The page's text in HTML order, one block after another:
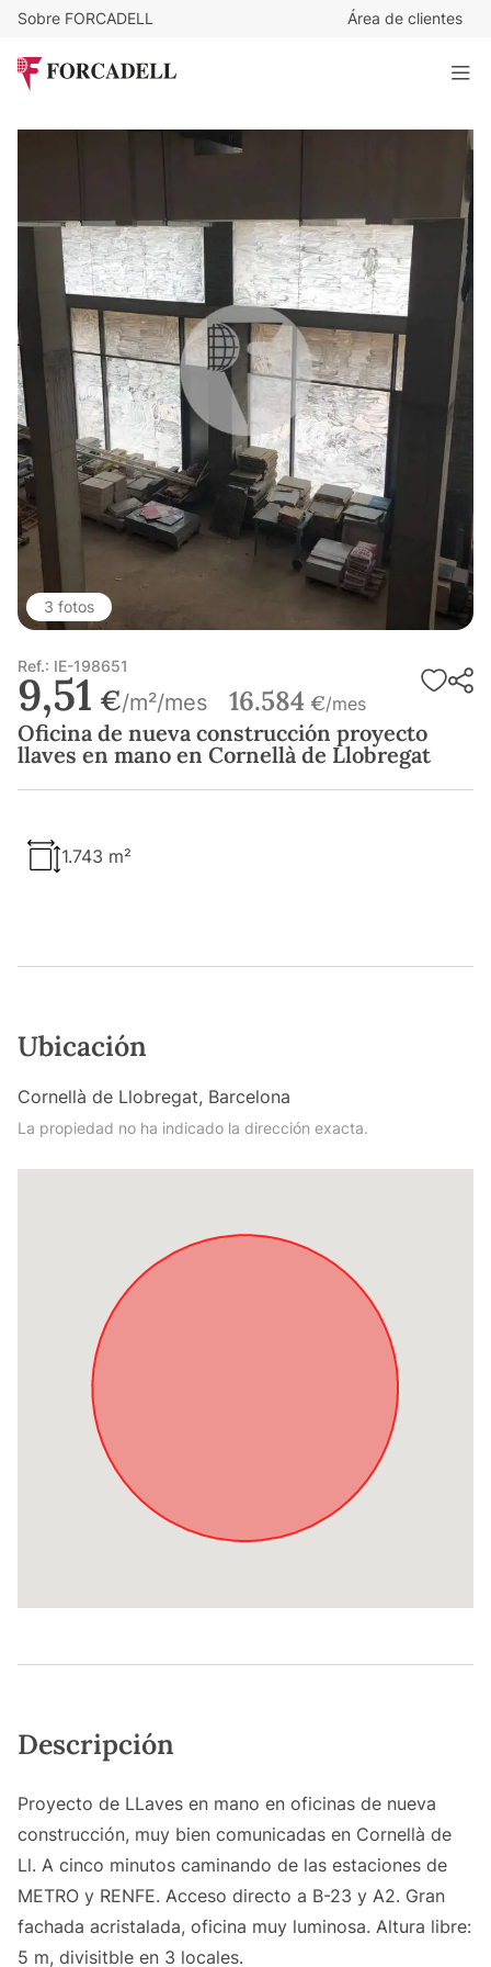
Sobre FORCADELL Área de clientes
Oficina de nueva construcción proyecto llaves en mano en
Cornellà de Llobregat
3 fotos
Ref.: IE-198651
9,51 €/m²/mes 16.584 €/mes
Oficina de nueva construcción proyecto
llaves en mano en Cornellà de Llobregat
1.743 m²
Ubicación
Cornellà de Llobregat, Barcelona
La propiedad no ha indicado la dirección exacta.
Descripción
Proyecto de LLaves en mano en oficinas de nueva
construcción, muy bien comunicadas en Cornellà de
Ll. A cinco minutos caminando de las estaciones de
METRO y RENFE. Acceso directo a B-23 y A2. Gran
fachada acristalada, oficina muy luminosa. Altura libre:
5 m, divisitble en 3 locales.